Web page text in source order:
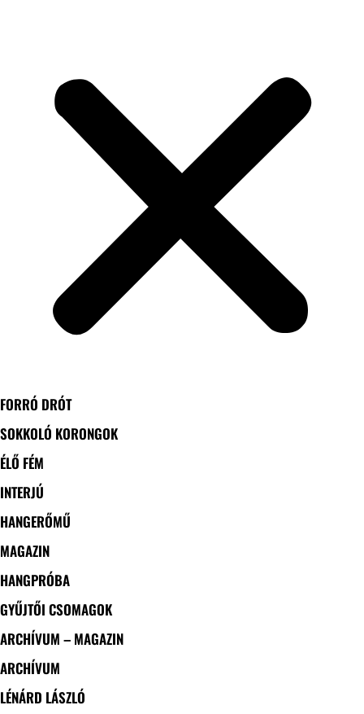
FORRÓ DRÓT
SOKKOLÓ KORONGOK
ÉLŐ FÉM
INTERJÚ
HANGERŐMŰ
MAGAZIN
HANGPRÓBA
GYŰJTŐI CSOMAGOK
ARCHÍVUM – MAGAZIN
ARCHÍVUM
LÉNÁRD LÁSZLÓ